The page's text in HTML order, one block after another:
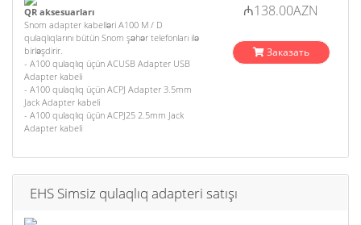
QR aksesuarları
Snom adapter kabelləri A100 M / D
qulaqlıqlarını bütün Snom şəhər telefonları ilə
birləşdirir.
- A100 qulaqlıq üçün ACUSB Adapter USB
Adapter kabeli
- A100 qulaqlıq üçün ACPJ Adapter 3.5mm
Jack Adapter kabeli
- A100 qulaqlıq üçün ACPJ25 2.5mm Jack
Adapter kabeli
₼138.00AZN
Заказать
EHS Simsiz qulaqlıq adapteri satışı